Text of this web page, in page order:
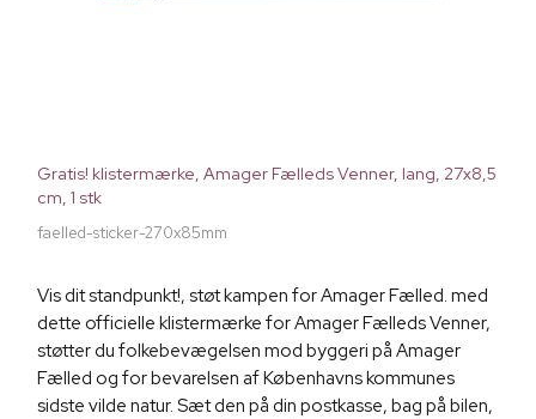
Gratis! klistermærke, Amager Fælleds Venner, lang, 27x8,5
cm, 1 stk
faelled-sticker-270x85mm
Vis dit standpunkt!, støt kampen for Amager Fælled. med
dette officielle klistermærke for Amager Fælleds Venner,
støtter du folkebevægelsen mod byggeri på Amager
Fælled og for bevarelsen af Københavns kommunes
sidste vilde natur. Sæt den på din postkasse, bag på bilen,